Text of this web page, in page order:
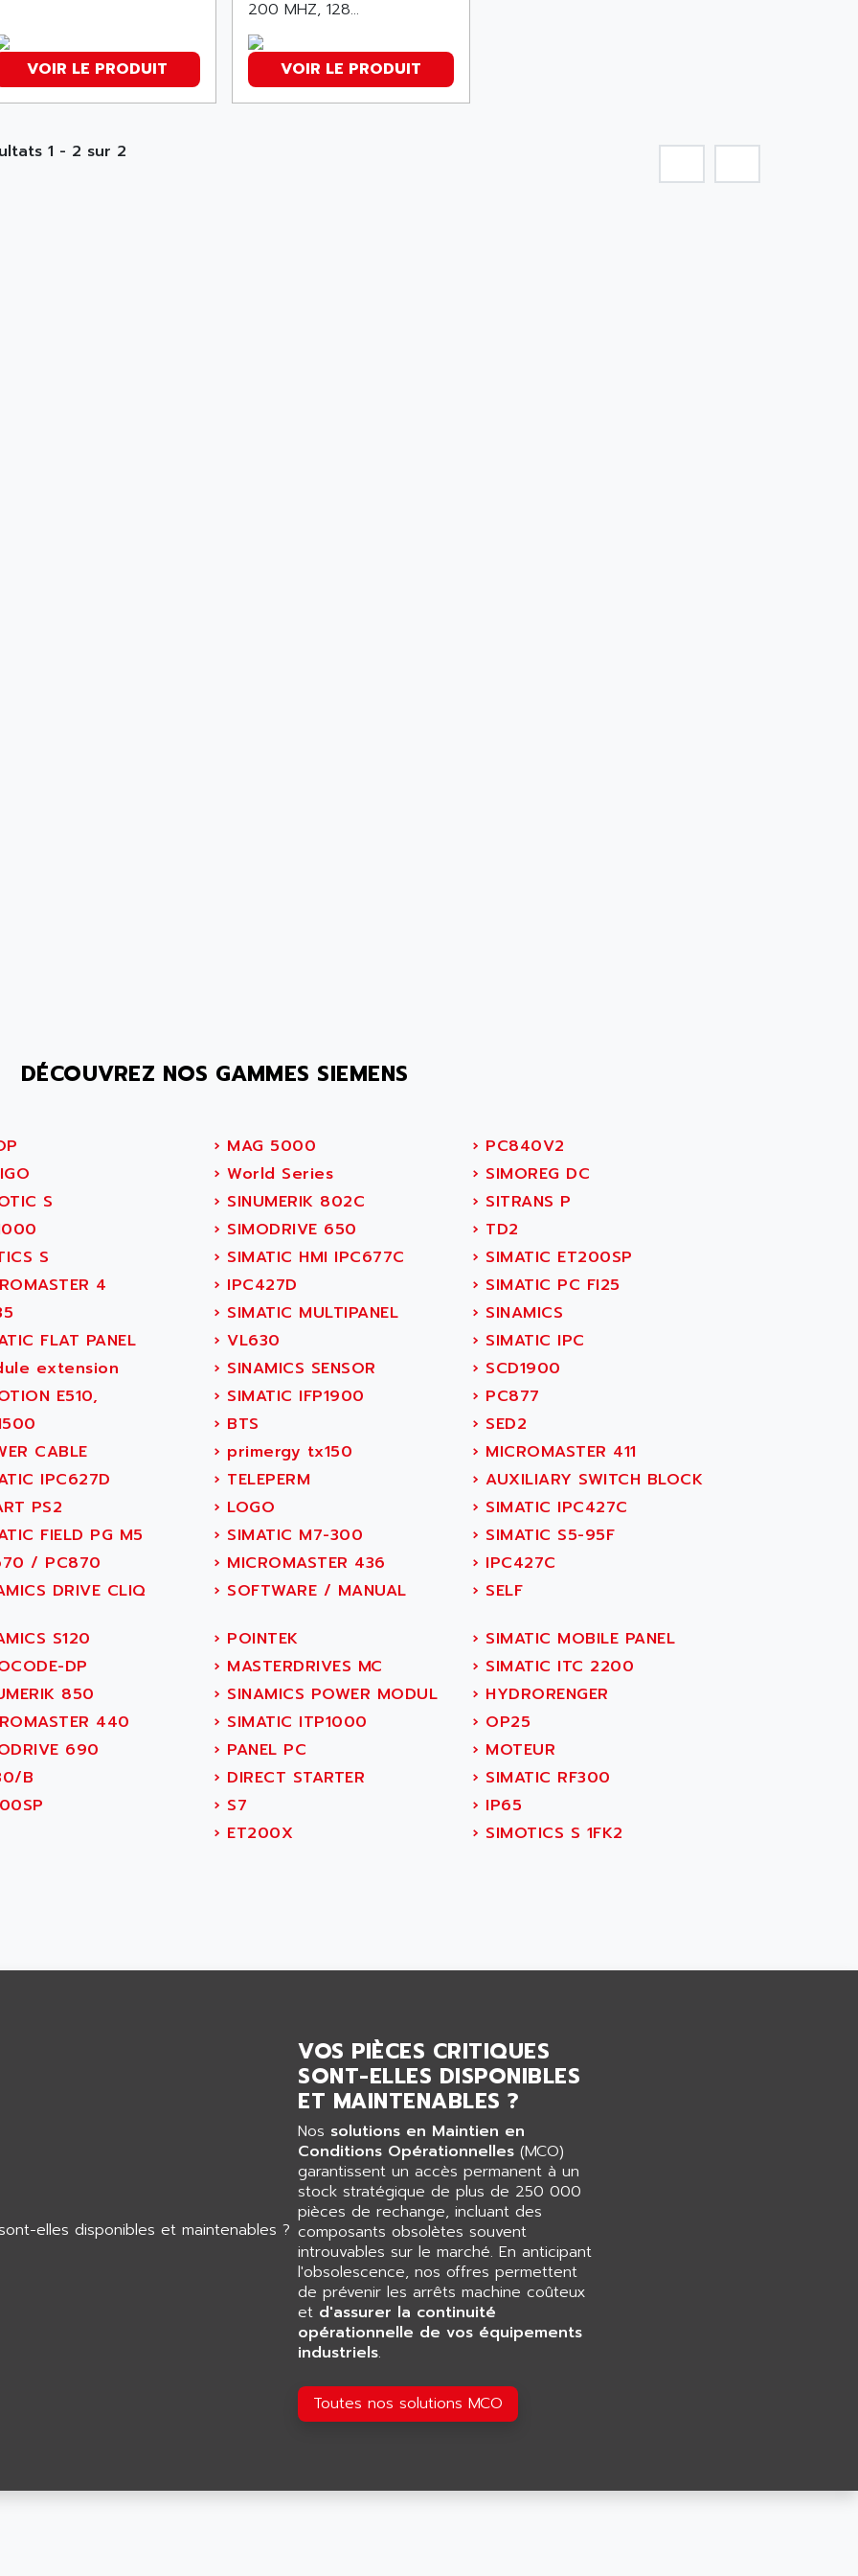
VOIR LE PRODUIT
200 MHZ, 128...
VOIR LE PRODUIT
1 - 2 sur 2
DÉCOUVREZ NOS GAMMES SIEMENS
› MAG 5000 › PC840V2
› World Series › SIMOREG DC
S › SINUMERIK 802C › SITRANS P
› SIMODRIVE 650 › TD2
S › SIMATIC HMI IPC677C › SIMATIC ET200SP
4 › IPC427D › SIMATIC PC FI25
› SIMATIC MULTIPANEL › SINAMICS
FLAT PANEL › VL630 › SIMATIC IPC
extension › SINAMICS SENSOR › SCD1900
E510, › SIMATIC IFP1900 › PC877
› BTS › SED2
CABLE › primergy tx150 › MICROMASTER 411
IPC627D › TELEPERM › AUXILIARY SWITCH BLOCK
PS2 › LOGO › SIMATIC IPC427C
FIELD PG M5 › SIMATIC M7-300 › SIMATIC S5-95F
/ PC870 › MICROMASTER 436 › IPC427C
DRIVE CLIQ › SOFTWARE / MANUAL › SELF
S120 › POINTEK › SIMATIC MOBILE PANEL
DP › MASTERDRIVES MC › SIMATIC ITC 2200
850 › SINAMICS POWER MODUL › HYDRORENGER
440 › SIMATIC ITP1000 › OP25
690 › PANEL PC › MOTEUR
B › DIRECT STARTER › SIMATIC RF300
› S7 › IP65
› ET200X › SIMOTICS S 1FK2
VOS PIÈCES CRITIQUES
SONT-ELLES DISPONIBLES
ET MAINTENABLES ?
Nos solutions en Maintien en
Conditions Opérationnelles (MCO)
garantissent un accès permanent à un
stock stratégique de plus de 250 000
pièces de rechange, incluant des
composants obsolètes souvent
introuvables sur le marché. En anticipant
l'obsolescence, nos offres permettent
de prévenir les arrêts machine coûteux
et d'assurer la continuité
opérationnelle de vos équipements
industriels.
Toutes nos solutions MCO